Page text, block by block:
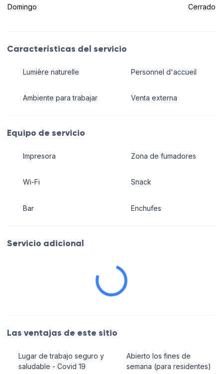
Domingo Cerrado
Características del servicio
Lumière naturelle
Ambiente para trabajar
Personnel d'accueil
Venta externa
Equipo de servicio
Impresora
Wi-Fi
Bar
Zona de fumadores
Snack
Enchufes
Servicio adicional
Las ventajas de este sitio
Lugar de trabajo seguro y
saludable - Covid 19
Abierto los fines de
semana (para residentes)